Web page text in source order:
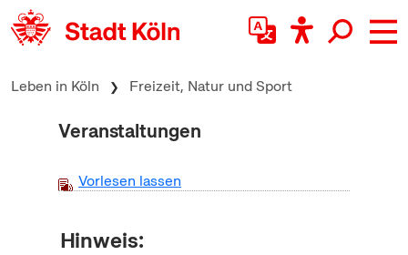
zum Inhalt springen
Leben in Köln Freizeit, Natur und Sport
Veranstaltungen
Vorlesen lassen
Hinweis: